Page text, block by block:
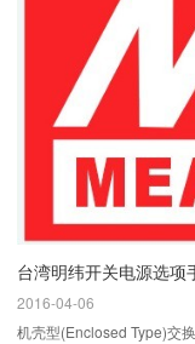
台湾明纬开关电源选
2016-04-06
机壳型(Enclosed Type)交